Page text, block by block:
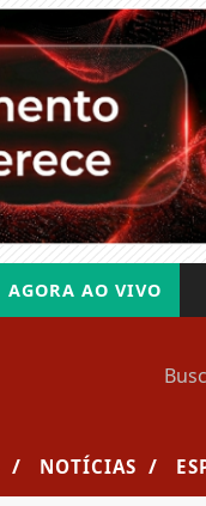
AGORA AO VIVO
/ NOTÍCIAS /